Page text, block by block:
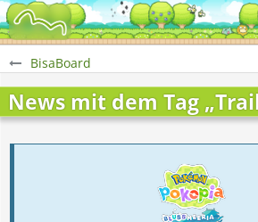
BisaBoard
News mit dem Tag